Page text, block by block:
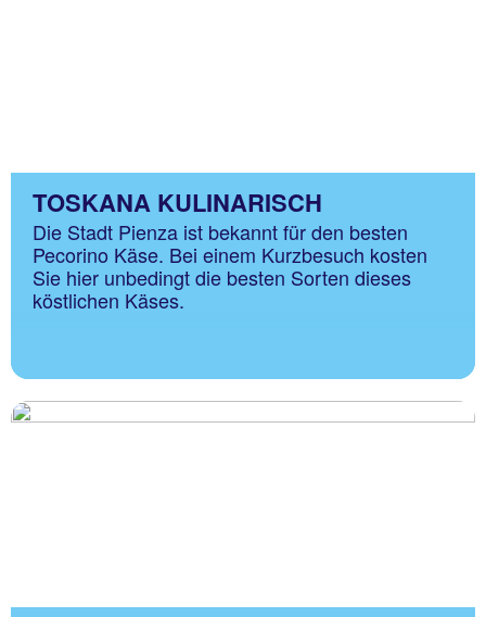
TOSKANA KULINARISCH
Die Stadt Pienza ist bekannt für den besten
Pecorino Käse. Bei einem Kurzbesuch kosten
Sie hier unbedingt die besten Sorten dieses
köstlichen Käses.